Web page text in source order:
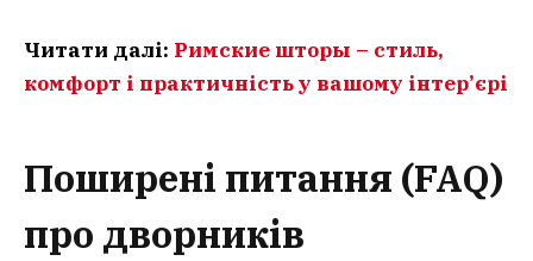
Читати далі: Римские шторы – стиль,
комфорт і практичність у вашому інтер’єрі
Поширені питання (FAQ)
про дворників